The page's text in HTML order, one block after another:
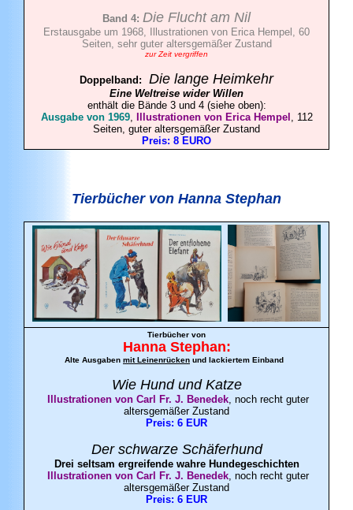
Band 4: Die Flucht am Nil
Erstausgabe um 1968, Illustrationen von Erica Hempel, 60
Seiten, sehr guter altersgemäßer Zustand
zur Zeit vergriffen
Doppelband: Die lange Heimkehr
Eine Weltreise wider Willen
enthält die Bände 3 und 4 (siehe oben):
Ausgabe von 1969, Illustrationen von Erica Hempel , 112
Seiten, guter altersgemäßer Zustand
Preis: 8 EURO
Tierbücher von Hanna Stephan
Tierbücher von
Hanna Stephan:
Alte Ausgaben mit Leinenrücken und lackiertem Einband
Wie Hund und Katze
Illustrationen von Carl Fr. J. Benedek, noch recht guter
altersgemäßer Zustand
Preis: 6 EUR
Der schwarze Schäferhund
Drei seltsam ergreifende wahre Hundegeschichten
Illustrationen von Carl Fr. J. Benedek, noch recht guter
altersgemäßer Zustand
Preis: 6 EUR